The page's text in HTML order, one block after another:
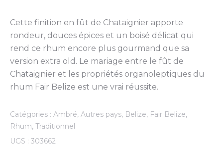
Cette finition en fût de Chataignier apporte
rondeur, douces épices et un boisé délicat qui
rend ce rhum encore plus gourmand que sa
version extra old. Le mariage entre le fût de
Chataignier et les propriétés organoleptiques du
rhum Fair Belize est une vrai réussite.
Catégories : Ambré, Autres pays, Belize, Fair Belize,
Rhum, Traditionnel
UGS : 303662